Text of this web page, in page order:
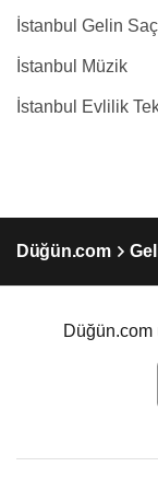
İstanbul Gelin
İstanbul Müzik
İstanbul Evlilik
Düğün.com
Düğün.com